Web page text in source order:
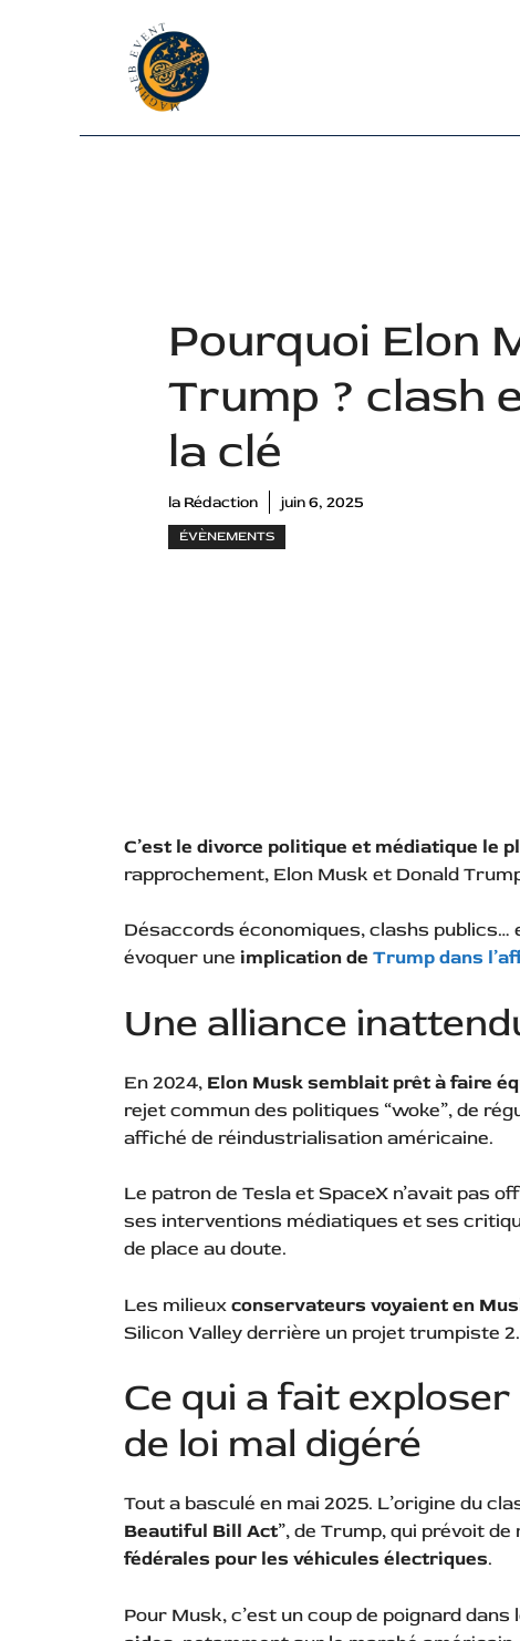
Pourquoi Elon
Trump ? clash
la clé
la Rédaction juin 6, 2025
ÉVÈNEMENTS
C’est le divorce politique et médiatique le
rapprochement, Elon Musk et Donald
Désaccords économiques, clashs publics…
évoquer une implication de Trump dans
Une alliance
En 2024, Elon Musk semblait prêt à faire
rejet commun des politiques “woke”, de
affiché de réindustrialisation américaine.
Le patron de Tesla et SpaceX n’avait pas
ses interventions médiatiques et ses
de place au doute.
Les milieuxconservateurs voyaient en
Silicon Valley derrière un projet trumpiste
Ce qui a fait
de loi mal digéré
Tout a basculé en mai 2025. L’origine du
Beautiful Bill Act”, de Trump, qui prévoit
fédérales pour les véhicules électriques.
Pour Musk, c’est un coup de poignard dans